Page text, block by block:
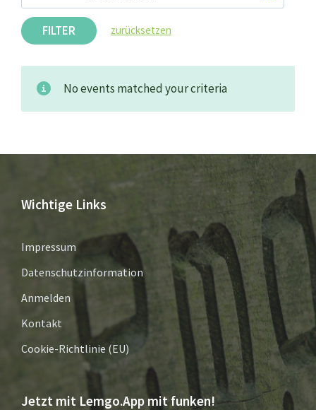
FILTER zurücksetzen
No events matched your criteria
Wichtige Links
Impressum
Datenschutzinformation
Anmelden
Kontakt
Cookie-Richtlinie (EU)
Jetzt mit Lemgo.App mit funken!